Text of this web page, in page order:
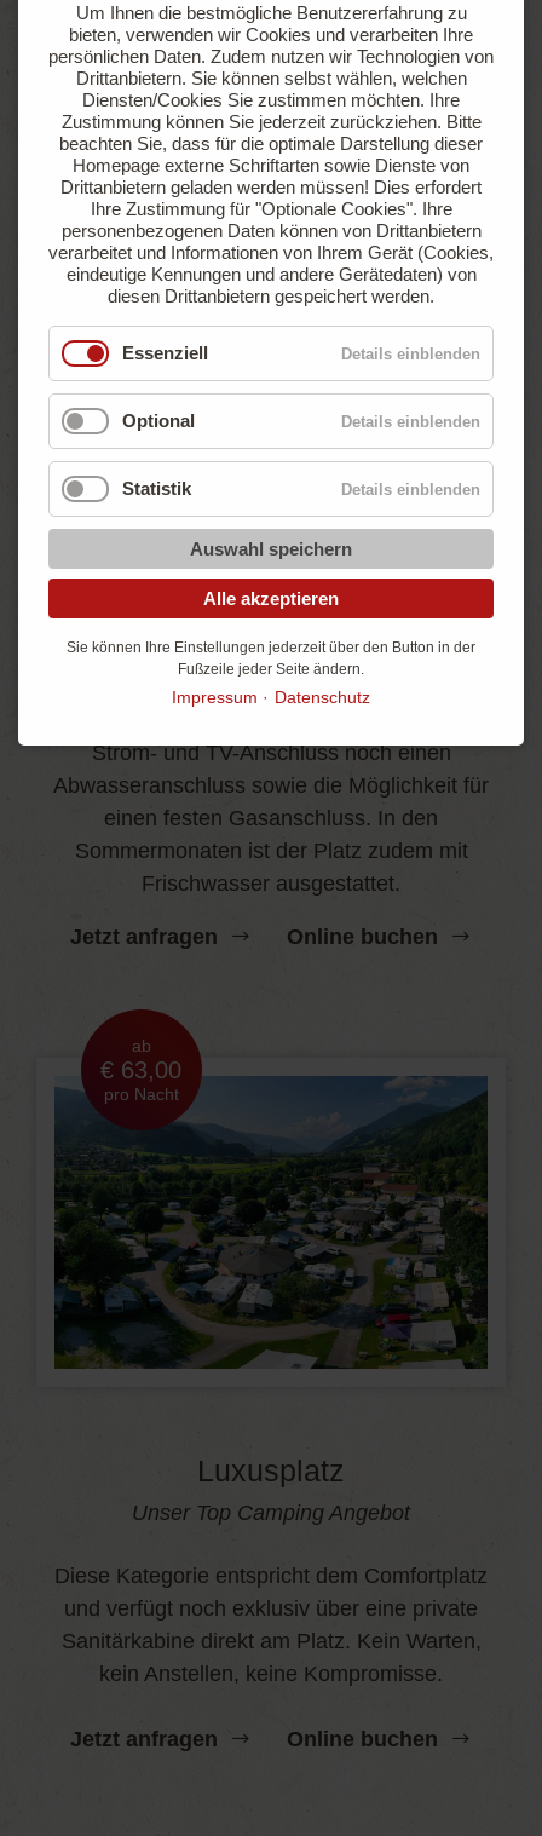
sowie einer Gasanschlussmöglichkeit
Jetzt anfragen Online buchen
Comfortstellplatz
Noch mehr Komfort
Strom- und TV-Anschluss noch einen
Abwasseranschluss sowie die Möglichkeit für
einen festen Gasanschluss. In den
Sommermonaten ist der Platz zudem mit
Frischwasser ausgestattet.
Jetzt anfragen Online buchen
ab
€ 47,90
pro Nacht
ab
€ 63,00
pro Nacht
Luxusplatz
Unser Top Camping Angebot
Diese Kategorie entspricht dem Comfortplatz
und verfügt noch exklusiv über eine private
Sanitärkabine direkt am Platz. Kein Warten,
kein Anstellen, keine Kompromisse.
Jetzt anfragen Online buchen
Um Ihnen die bestmögliche Benutzererfahrung zu
bieten, verwenden wir Cookies und verarbeiten Ihre
persönlichen Daten. Zudem nutzen wir Technologien von
Drittanbietern. Sie können selbst wählen, welchen
Diensten/Cookies Sie zustimmen möchten. Ihre
Zustimmung können Sie jederzeit zurückziehen. Bitte
beachten Sie, dass für die optimale Darstellung dieser
Homepage externe Schriftarten sowie Dienste von
Drittanbietern geladen werden müssen! Dies erfordert
Ihre Zustimmung für "Optionale Cookies". Ihre
personenbezogenen Daten können von Drittanbietern
verarbeitet und Informationen von Ihrem Gerät (Cookies,
eindeutige Kennungen und andere Gerätedaten) von
diesen Drittanbietern gespeichert werden.
Essenziell Details einblenden
Optional Details einblenden
Statistik Details einblenden
Auswahl speichern
Alle akzeptieren
Sie können Ihre Einstellungen jederzeit über den Button in der
Fußzeile jeder Seite ändern.
Impressum Datenschutz